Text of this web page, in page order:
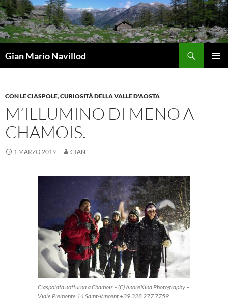
Vai
al
contenuto
Gian Mario Navillod
CON LE CIASPOLE,CURIOSITÀ DELLA VALLE D'AOSTA
M’ILLUMINO DI MENO A
CHAMOIS.
1 MARZO 2019 GIAN
Ciaspolata notturna a Chamois – (C) AndreKina Photography –
Viale Piemonte 14 Saint-Vincent +39 328 277 7759